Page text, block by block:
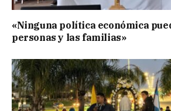
«Ninguna política económica
personas y las familias»